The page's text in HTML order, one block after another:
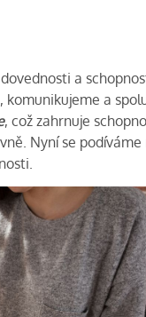
a
komunikujeme a
, což zahrnuje
Nyní se